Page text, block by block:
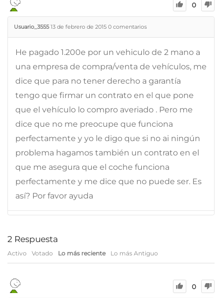
0
Usuario_3555 13 de febrero de 2015 0 comentarios
He pagado 1.200e por un vehiculo de 2 mano a
una empresa de compra/venta de vehículos, me
dice que para no tener derecho a garantía
tengo que firmar un contrato en el que pone
que el vehículo lo compro averiado . Pero me
dice que no me preocupe que funciona
perfectamente y yo le digo que si no ai ningún
problema hagamos también un contrato en el
que me asegura que el coche funciona
perfectamente y me dice que no puede ser. Es
así? Por favor ayuda
2 Respuesta
Activo Votado Lo más reciente Lo más Antiguo
0